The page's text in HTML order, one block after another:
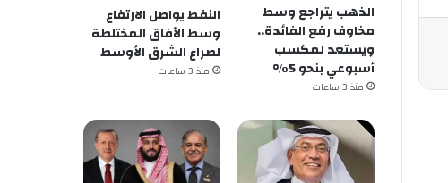
الذهب يتراجع وسط
مخاوف رفع الفائدة..
ويستعد لمكسب
أسبوعي بنحو 5%
منذ 3 ساعات
النفط يواصل الارتفاع
وسط الآفاق المختلطة
لصراع الشرق الأوسط
منذ 3 ساعات